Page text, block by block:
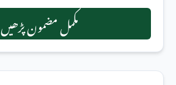
مکمل مضمون پڑھیں